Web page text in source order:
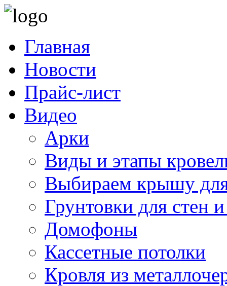
Главная
Новости
Прайс-лист
Видео
Арки
Виды и этапы
Выбираем крышу
Грунтовки для стен
Домофоны
Кассетные потолки
Кровля из